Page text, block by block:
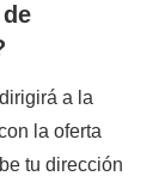
a la
la oferta
tu dirección